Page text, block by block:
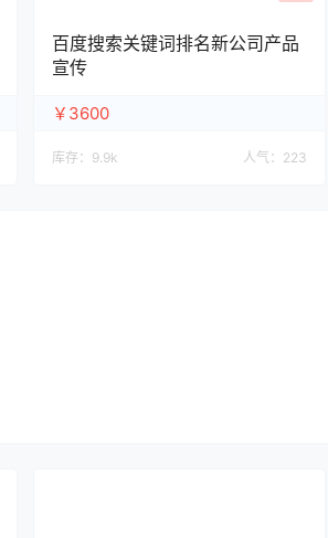
百度搜索关键词排名新公司产品
宣传
￥3600
库存： 9.9k 人气： 223